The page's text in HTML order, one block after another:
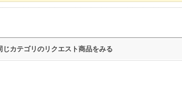
カテゴリのリクエスト商品をみる